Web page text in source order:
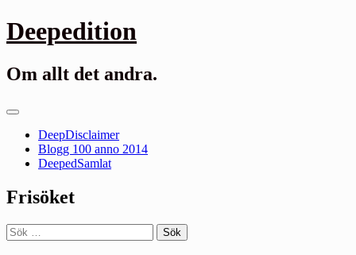
Gå
till
Deepedition
Om allt det andra.
Primär
DeepDisclaimer
Blogg 100 anno 2014
DeepedSamlat
Frisöket
Sök
efter: